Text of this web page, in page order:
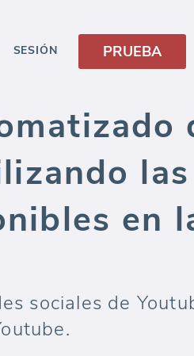
SESIÓN PRUEBA
las
en
sociales de